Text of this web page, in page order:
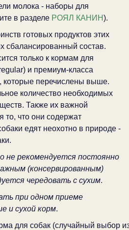
молока - наборы для
в разделе РОЯЛ КАНИН).
готовых продуктов этих
сбалансированный состав.
только к кормам для
и премиум-класса
которые перечислены выше.
количество необходимых
Также их важной
то, что они содержат
едят неохотно в природе -
не рекомендуется постоянно
(консервированным)
чередовать с сухим.
при одном приеме
и сухой корм.
для собак (случайный выбор